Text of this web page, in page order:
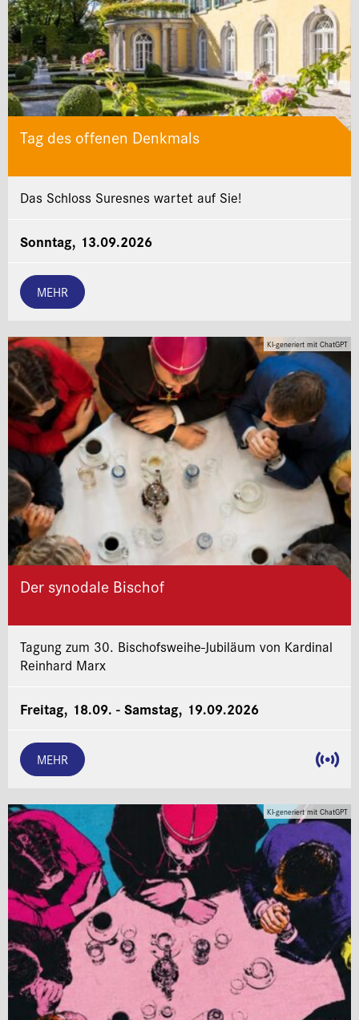
Tag des offenen Denkmals
Das Schloss Suresnes wartet auf Sie!
Sonntag, 13.09.2026
MEHR
KI-generiert mit ChatGPT
Der synodale Bischof
Tagung zum 30. Bischofsweihe-Jubiläum von Kardinal
Reinhard Marx
Freitag, 18.09. - Samstag, 19.09.2026
MEHR
KI-generiert mit ChatGPT